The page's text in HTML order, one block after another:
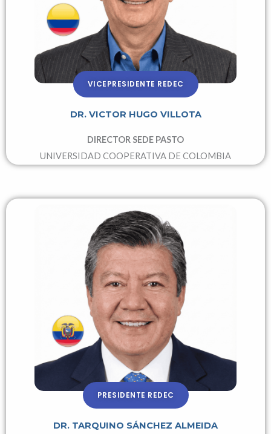
VICEPRESIDENTE REDEC
DR. VICTOR HUGO VILLOTA
DIRECTOR SEDE PASTO
UNIVERSIDAD COOPERATIVA DE COLOMBIA
PRESIDENTE REDEC
DR. TARQUINO SÁNCHEZ ALMEIDA